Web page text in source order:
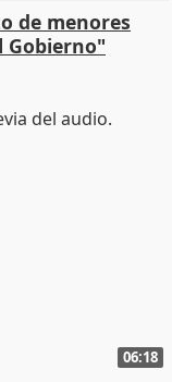
de menores
Gobierno"
06:18